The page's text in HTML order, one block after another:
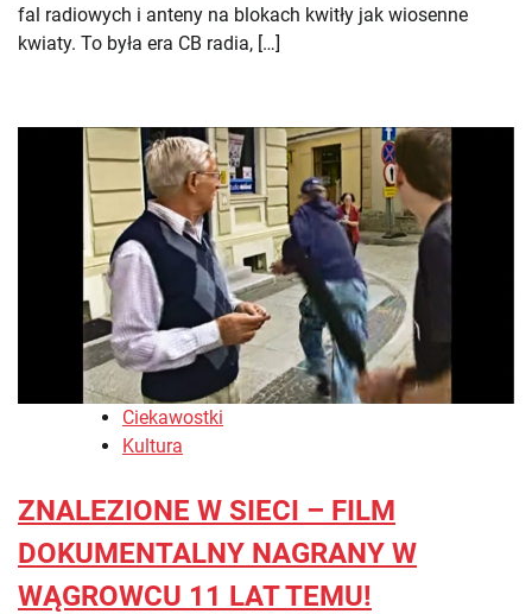
fal radiowych i anteny na blokach kwitły jak wiosenne
kwiaty. To była era CB radia, […]
Ciekawostki
Kultura
ZNALEZIONE W SIECI – FILM
DOKUMENTALNY NAGRANY W
WĄGROWCU 11 LAT TEMU!